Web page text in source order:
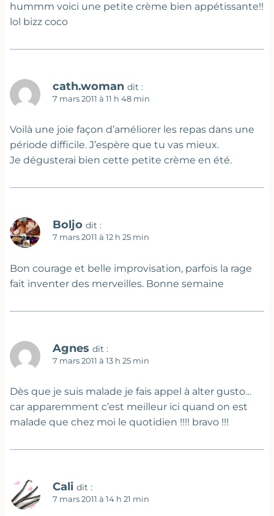
hummm voici une petite crème bien appétissante!!
lol bizz coco
cath.woman dit :
7 mars 2011 à 11 h 48 min
Voilà une joie façon d’améliorer les repas dans une
période difficile. J’espère que tu vas mieux.
Je dégusterai bien cette petite crème en été.
Boljo dit :
7 mars 2011 à 12 h 25 min
Bon courage et belle improvisation, parfois la rage
fait inventer des merveilles. Bonne semaine
Agnes dit :
7 mars 2011 à 13 h 25 min
Dès que je suis malade je fais appel à alter gusto…
car apparemment c’est meilleur ici quand on est
malade que chez moi le quotidien !!!! bravo !!!
Cali dit :
7 mars 2011 à 14 h 21 min